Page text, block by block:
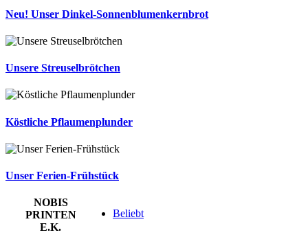
Neu! Unser Dinkel-Sonnenblumenkernbrot
Unsere Streuselbrötchen
Köstliche Pflaumenplunder
Unser Ferien-Frühstück
Beliebt
NOBIS
PRINTEN
E.K.